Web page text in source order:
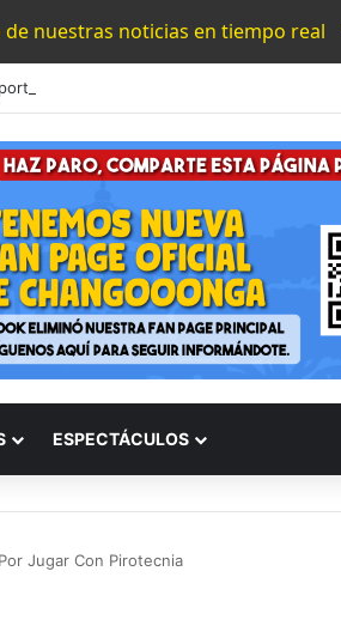
nuestras noticias en tiempo real
ESPECTÁCULOS
Jugar Con Pirotecnia